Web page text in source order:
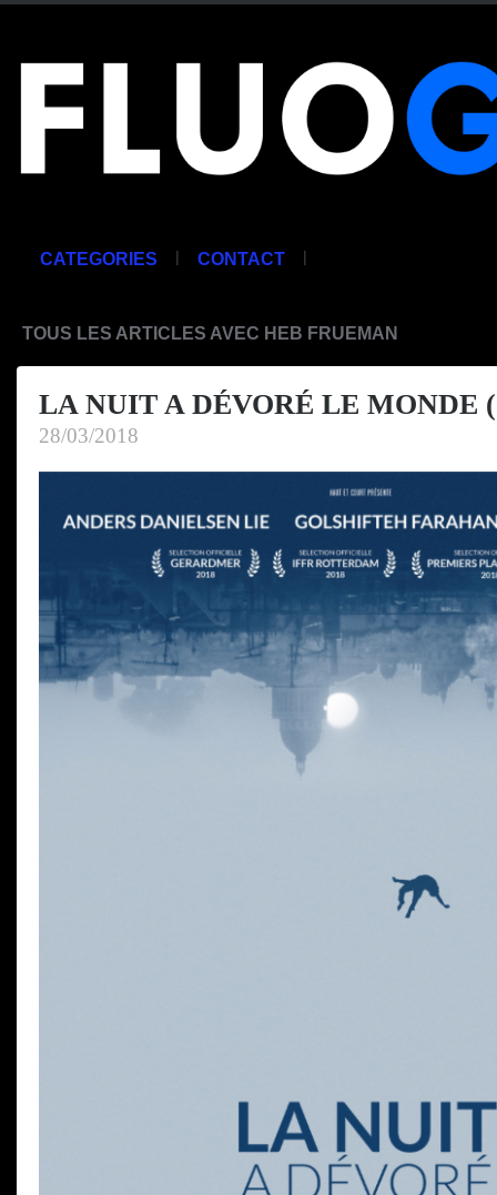
CATEGORIES | CONTACT |
TOUS LES ARTICLES AVEC HEB FRUEMAN
LA NUIT A DÉVORÉ LE MONDE
28/03/2018